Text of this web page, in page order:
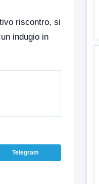
riscontro, si
indugio in
Telegram